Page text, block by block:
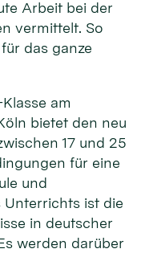
Arbeit bei der
vermittelt. So
das ganze
am
bietet den neu
17 und 25
für eine
und
Unterrichts ist die
in deutscher
werden darüber